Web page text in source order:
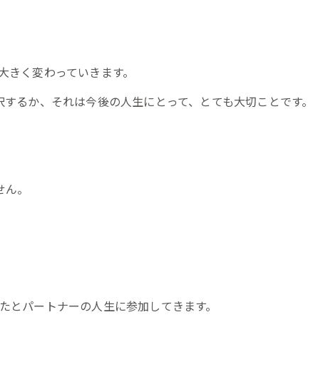
く変わっていきます。
るか、それは今後の人生にとって、とても大切ことです。
。
パートナーの人生に参加してきます。